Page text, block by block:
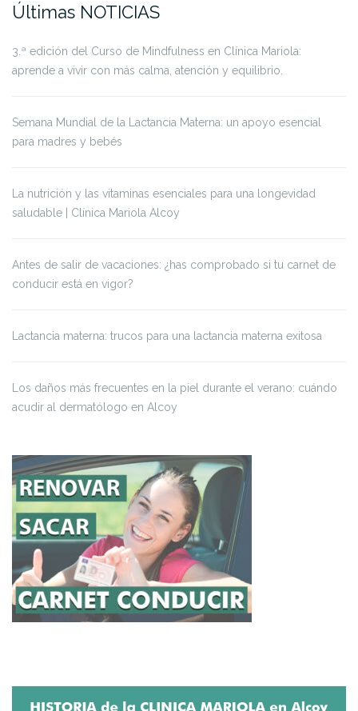
Últimas NOTICIAS
3.ª edición del Curso de Mindfulness en Clínica Mariola:
aprende a vivir con más calma, atención y equilibrio.
Semana Mundial de la Lactancia Materna: un apoyo esencial
para madres y bebés
La nutrición y las vitaminas esenciales para una longevidad
saludable | Clínica Mariola Alcoy
Antes de salir de vacaciones: ¿has comprobado si tu carnet de
conducir está en vigor?
Lactancia materna: trucos para una lactancia materna exitosa
Los daños más frecuentes en la piel durante el verano: cuándo
acudir al dermatólogo en Alcoy